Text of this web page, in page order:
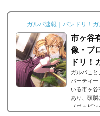
す。エピソ
よ...
ガルパ速報｜バンドリ！
市ヶ谷
像・プ
ドリ！
ガルパこと
パーティー
いる市ヶ谷
あり、頭脳
（ポッピ